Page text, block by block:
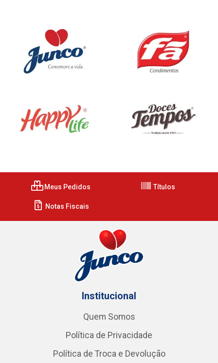
Meus Pedidos Títulos
Notas Fiscais
Institucional
Quem Somos
Política de Privacidade
Política de Troca e Devolução